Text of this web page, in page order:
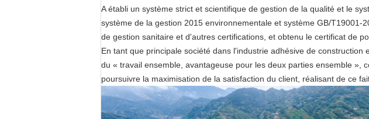
A établi un système strict et scientifique de gestion de la qualité et le
système de la gestion 2015 environnementale et système GB/
de gestion sanitaire et d'autres certifications, et obtenu le certificat de
En tant que principale société dans l'industrie adhésive de
du « travail ensemble, avantageuse pour les deux parties ensemble
poursuivre la maximisation de la satisfaction du client, réalisant de ce